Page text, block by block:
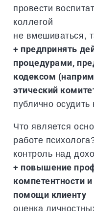
провести
коллегой
не вмешиваться,
+ предпринять
процедурами,
кодексом
этический
публично осудить
Что является
работе
контроль над
+ повышение
компетентности
помощи клиенту
оценка